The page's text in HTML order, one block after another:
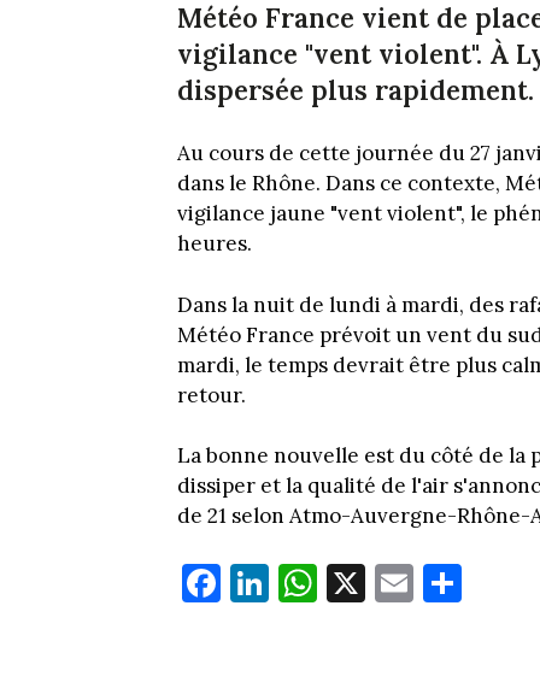
Météo France vient de
vigilance "vent violent". À
dispersée plus rapidement.
Au cours de cette journée du 27
dans le Rhône. Dans ce contexte,
vigilance jaune "vent violent", le
heures.
Dans la nuit de lundi à mardi, des
Météo France prévoit un vent du
mardi, le temps devrait être plus
retour.
La bonne nouvelle est du côté de
dissiper et la qualité de l'air
de 21 selon Atmo-Auvergne-Rhône-
Fa
ce
Li
nk
W
ha
X E
m